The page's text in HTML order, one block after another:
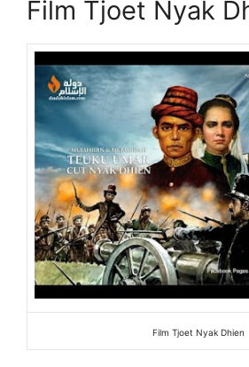
Film Tjoet Nyak
Film Tjoet Nyak Dhien